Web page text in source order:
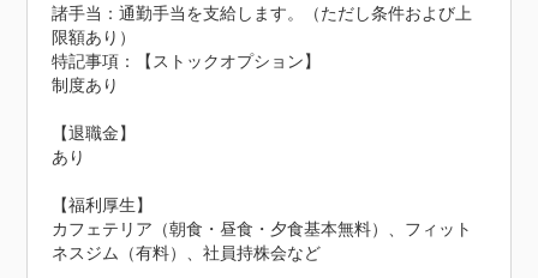
諸手当：通勤手当を支給します。（ただし条件および上
限額あり）
特記事項：【ストックオプション】
制度あり
【退職金】
あり
【福利厚生】
カフェテリア（朝食・昼食・夕食基本無料）、フィット
ネスジム（有料）、社員持株会など